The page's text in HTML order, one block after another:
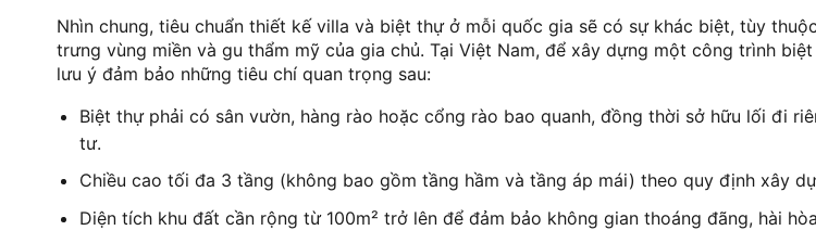
Nhìn chung, tiêu chuẩn thiết kế villa và biệt thự ở mỗi quốc gia sẽ có sự khác biệt, tùy
trưng vùng miền và gu thẩm mỹ của gia chủ. Tại Việt Nam, để xây dựng một công trình
lưu ý đảm bảo những tiêu chí quan trọng sau:
Biệt thự phải có sân vườn, hàng rào hoặc cổng rào bao quanh, đồng thời sở hữu lối đi
tư.
Chiều cao tối đa 3 tầng (không bao gồm tầng hầm và tầng áp mái) theo quy định xây
Diện tích khu đất cần rộng từ 100m² trở lên để đảm bảo không gian thoáng đãng, hài